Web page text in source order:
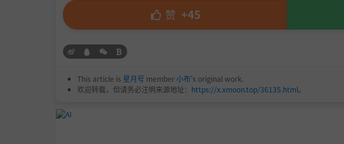
赞 +45
This article is 星月号 member小布's original work.
欢迎转载，但请务必注明来源地址： https://x.xmoon.top/36135.html。